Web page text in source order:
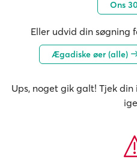
Ons
Eller udvid din søgning
Ægadiske øer (alle)
Ups, noget gik galt! Tjek